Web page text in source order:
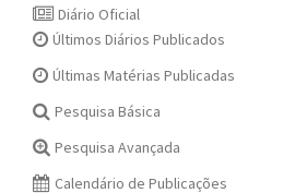
Diário Oficial
Últimos Diários Publicados
Últimas Matérias Publicadas
Pesquisa Básica
Pesquisa Avançada
Calendário de Publicações